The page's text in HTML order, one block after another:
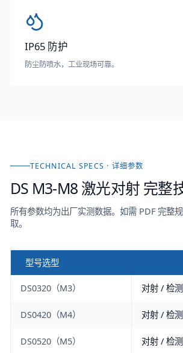
IP65 防护
防尘防喷水，工业现场可靠。
TECHNICAL SPECS · 详细参数
DS M3-M8 激光对射 完整
所有参数均为出厂实测数据。如需 PDF 完整
取。
型号选型
DS0320（M3） 对射 / 检
DS0420（M4） 对射 / 检
DS0520（M5） 对射 / 检